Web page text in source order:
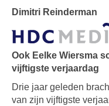
Dimitri Reinderman
Ook Eelke Wiersma
vijftigste verjaardag
Drie jaar geleden
van zijn vijftigste